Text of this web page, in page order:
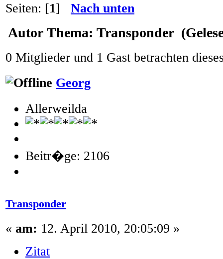
Seiten: [1] Nach unten
Autor Thema: Transponder
0 Mitglieder und 1 Gast betrachten
Georg
Allerweilda
Beitr�ge: 2106
Transponder
« am: 12. April 2010, 20:05:09 »
Zitat